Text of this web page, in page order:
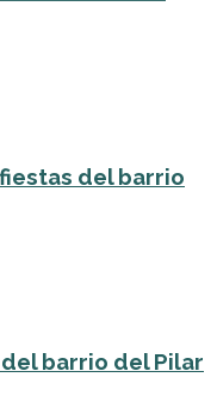
del barrio
barrio del Pilar